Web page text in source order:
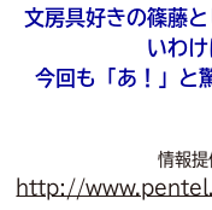
文房具好きの篠藤
いわけ
今回も「あ！」と
情報提
http://